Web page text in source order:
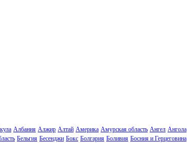
Албания Алжир Алтай Америка Амурская область Ангел Ангола
Бельгия Бесенджи Бокс Болгария Боливия Босния и Герцеговина